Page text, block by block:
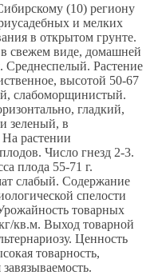
(10) региону
и мелких
в открытом грунте.
в свежем виде, домашней
Среднеспелый. Растение
высотой 50-67
слабоморщинистый.
гладкий,
зеленый, в
растении
Число гнезд 2-3.
плода 55-71 г.
слабый. Содержание
спелости
товарных
кв.м. Выход товарной
Ценность
товарность,